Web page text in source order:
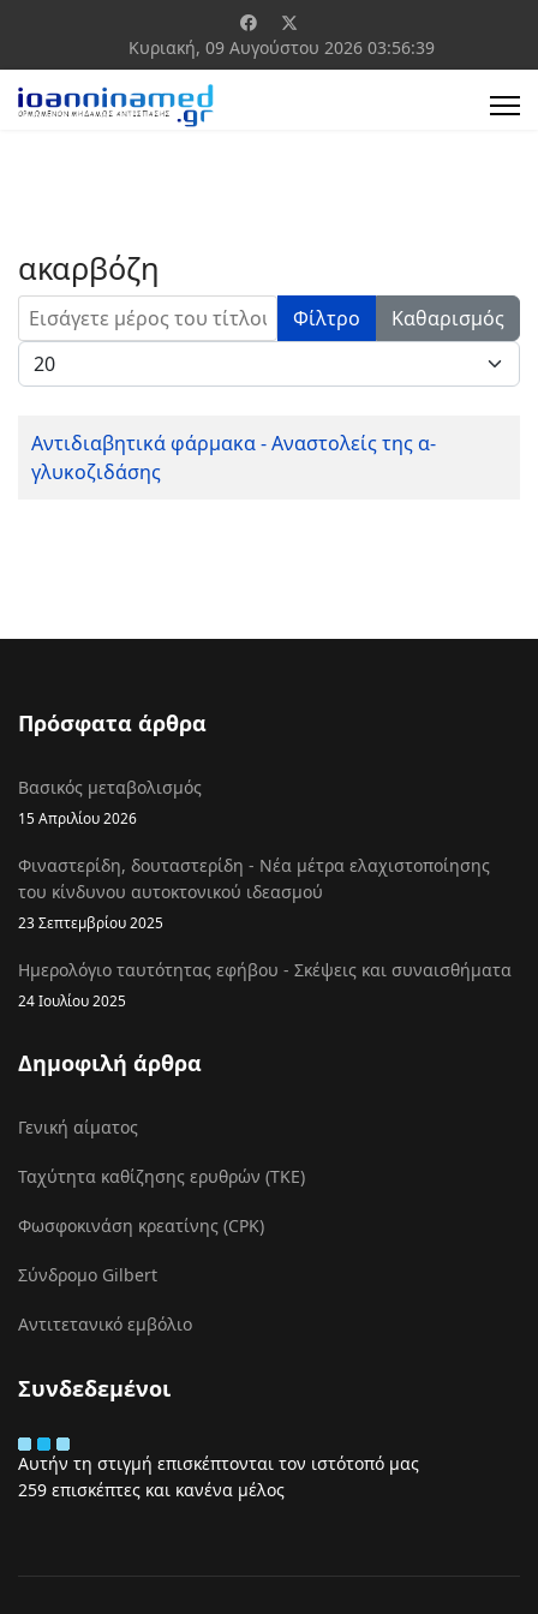
Κυριακή, 09 Αυγούστου 2026 03:56:39
ακαρβόζη
Εισάγετε μέρος του τίτλου. Φίλτρο
Καθαρισμός
Εμφάνιση #
Αντιδιαβητικά φάρμακα - Αναστολείς της α-
γλυκοζιδάσης
Πρόσφατα άρθρα
Βασικός μεταβολισμός
15 Απριλίου 2026
Φιναστερίδη, δουταστερίδη - Νέα μέτρα ελαχιστοποίησης
του κίνδυνου αυτοκτονικού ιδεασμού
23 Σεπτεμβρίου 2025
Ημερολόγιο ταυτότητας εφήβου - Σκέψεις και συναισθήματα
24 Ιουλίου 2025
Δημοφιλή άρθρα
Γενική αίματος
Ταχύτητα καθίζησης ερυθρών (ΤΚΕ)
Φωσφοκινάση κρεατίνης (CPK)
Σύνδρομο Gilbert
Αντιτετανικό εμβόλιο
Συνδεδεμένοι
Αυτήν τη στιγμή επισκέπτονται τον ιστότοπό μας
259 επισκέπτες και κανένα μέλος